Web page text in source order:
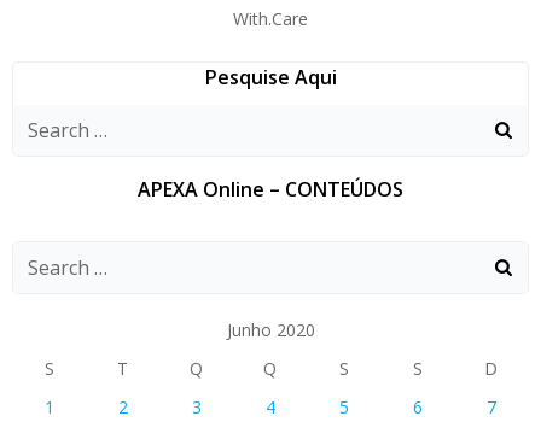
With.Care
Pesquise Aqui
APEXA Online – CONTEÚDOS
Junho 2020
S
T Q Q S S
D
1
2 3 4 5 6
7